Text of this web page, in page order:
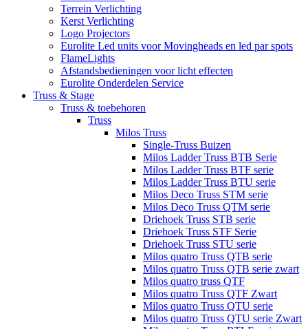
Terrein Verlichting
Kerst Verlichting
Logo Projectors
Eurolite Led units voor Movingheads en led par spots
FlameLights
Afstandsbedieningen voor licht effecten
Eurolite Onderdelen Service
Truss & Stage
Truss & toebehoren
Truss
Milos Truss
Single-Truss Buizen
Milos Ladder Truss BTB Serie
Milos Ladder Truss BTF serie
Milos Ladder Truss BTU serie
Milos Deco Truss STM serie
Milos Deco Truss QTM serie
Driehoek Truss STB serie
Driehoek Truss STF Serie
Driehoek Truss STU serie
Milos quatro Truss QTB serie
Milos quatro Truss QTB serie zwart
Milos quatro truss QTF
Milos quatro Truss QTF Zwart
Milos quatro Truss QTU serie
Milos quatro Truss QTU serie Zwart